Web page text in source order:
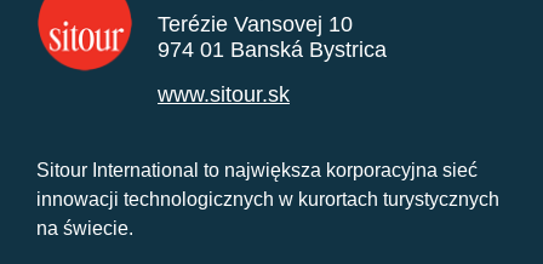
Terézie Vansovej 10
974 01 Banská Bystrica
www.sitour.sk
Sitour International to największa korporacyjna sieć
innowacji technologicznych w kurortach turystycznych
na świecie.